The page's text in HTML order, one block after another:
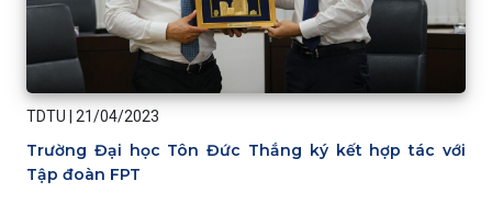
TDTU 21/04/2023
Trường Đại học Tôn Đức Thắng ký kết hợp tác với
Tập đoàn FPT